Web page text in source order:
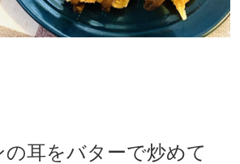
耳をバターで炒めて